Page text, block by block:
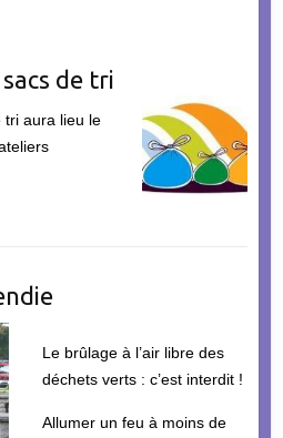
de tri
tri aura lieu le
Le brûlage à l’air libre des
déchets verts : c’est interdit !
Allumer un feu à moins de